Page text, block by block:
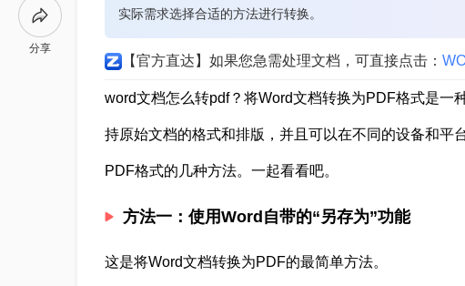
分享
实际需求选择合适的方法进行转换。
【官方直达】如果您急需处理文档，可直接点击：
word文档怎么转pdf？将Word文档转换为PDF格式是一
持原始文档的格式和排版，并且可以在不同的设备和平
PDF格式的几种方法。一起看看吧。
方法一：使用Word自带的“另存为”功能
这是将Word文档转换为PDF的最简单方法。